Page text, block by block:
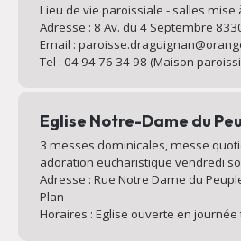
Lieu de vie paroissiale - salles mise
Adresse : 8 Av. du 4 Septembre
Email :
Tel : 04 94 76 34 98 (Maison
Eglise Notre-Dame du
3 messes dominicales, messe
adoration eucharistique vendredi
Adresse : Rue Notre Dame du
Plan
Horaires : Eglise ouverte en